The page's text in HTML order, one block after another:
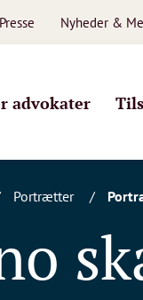
Presse Nyheder &
advokater
Portrætter